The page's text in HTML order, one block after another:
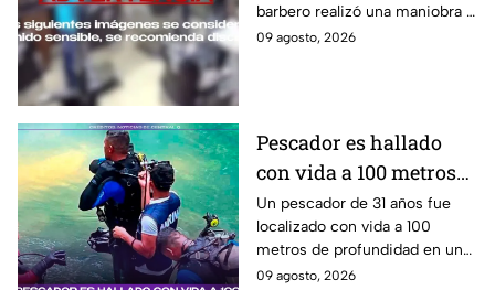
barbero realizó una maniobra a
modo de masaje y le fracturó
09 agosto, 2026
Pescador es hallado
con vida a 100 metros
de profundidad tras 15
días
Un pescador de 31 años fue
localizado con vida a 100
metros de profundidad en un
cenote de Veracruz, tras
09 agosto, 2026